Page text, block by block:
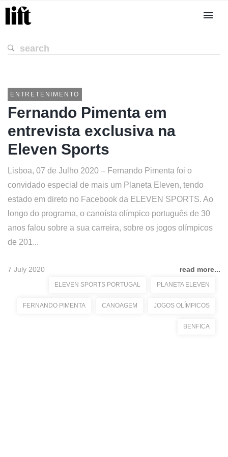
ENTRETENIMENTO
Fernando Pimenta em
entrevista exclusiva na
Eleven Sports
Lisboa, 07 de Julho 2020 – Fernando Pimenta foi o
convidado especial de mais um Planeta Eleven, tendo
estado em direto no Facebook da ELEVEN SPORTS. Ao
longo do programa, o canoísta olímpico português de 30
anos falou sobre a sua carreira, sobre os jogos olímpicos
de 201...
7 July 2020 read more...
ELEVEN SPORTS PORTUGAL PLANETA ELEVEN
FERNANDO PIMENTA CANOAGEM JOGOS OLÍMPICOS
BENFICA